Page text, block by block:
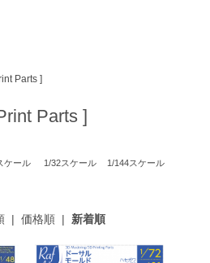
Parts ]
Parts ]
ケール 1/32スケール 1/144スケール
|価格順 | 新着順